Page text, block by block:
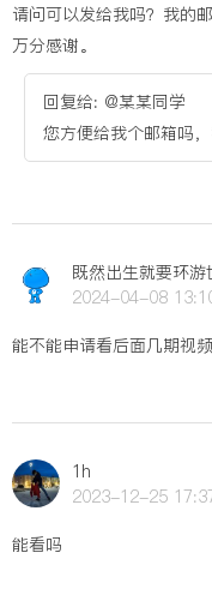
请问可以发给我吗？我的
万分感谢。
回复给: @某某同学
您方便给我个邮箱吗
既然出生就要环游
2024-04-08
能不能申请看后面几期视频
1h
2023-12-25
能看吗